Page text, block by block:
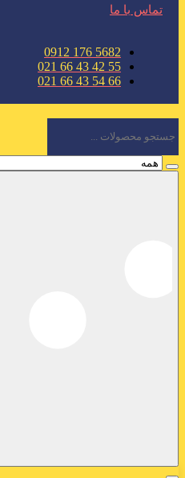
تماس با ما
5682 176 0912
55 42 43 66 021
66 54 43 66 021